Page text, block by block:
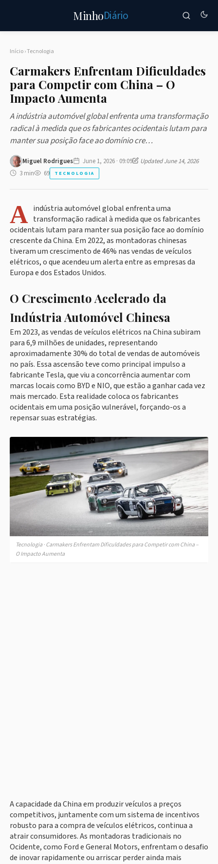
MinhoDiário
Início›Tecnologia
Carmakers Enfrentam Dificuldades
para Competir com China – O
Impacto Aumenta
A indústria automóvel global enfrenta uma transformação
radical à medida que os fabricantes ocidentais lutam para
manter sua posição face ao domínio cre…
Miguel Rodrigues June 1, 2026 · 09:09
Updated June 14, 2026
3 min
69 TECNOLOGIA
A indústria automóvel global enfrenta uma
transformação radical à medida que os fabricantes
ocidentais lutam para manter sua posição face ao domínio
crescente da China. Em 2022, as montadoras chinesas
tiveram um crescimento de 46% nas vendas de veículos
elétricos, o que acendeu um alerta entre as empresas da
Europa e dos Estados Unidos.
O Crescimento Acelerado da
Indústria Automóvel Chinesa
Em 2023, as vendas de veículos elétricos na China subiram
para 6,9 milhões de unidades, representando
aproximadamente 30% do total de vendas de automóveis
no país. Essa ascensão teve como principal impulso a
fabricante Tesla, que viu a concorrência aumentar com
marcas locais como BYD e NIO, que estão a ganhar cada vez
mais mercado. Esta realidade coloca os fabricantes
ocidentais em uma posição vulnerável, forçando-os a
repensar suas estratégias.
Tecnologia · Carmakers Enfrentam Dificuldades para Competir com China –
O Impacto Aumenta
A capacidade da China em produzir veículos a preços
competitivos, juntamente com um sistema de incentivos
robusto para a compra de veículos elétricos, continua a
atrair consumidores. As montadoras tradicionais no
Ocidente, como Ford e General Motors, enfrentam o desafio
de inovar rapidamente ou arriscar perder ainda mais